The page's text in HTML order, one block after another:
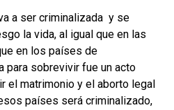
a ser criminalizada y se
la vida, al igual que en las
en los países de
para sobrevivir fue un acto
el matrimonio y el aborto legal
países será criminalizado,